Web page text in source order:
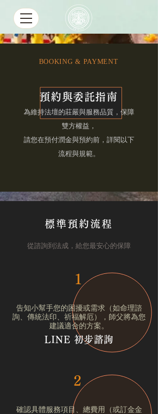
BOOKING & PAYMENT
預約與委託指南
為維持法壇的莊嚴與服務品質，保障
雙方權益，
請您在預付潤金與預約前，詳閱以下
流程與規範。
標準預約流程
從諮詢到法成，給您最安心的保障
1
告知小幫手您的困擾或需求（如命理諮
詢、傳統法印、祈福解厄），師父將為您
建議適合的方案。
LINE 初步諮詢
2
確認具體服務項目、總費用（或訂金金